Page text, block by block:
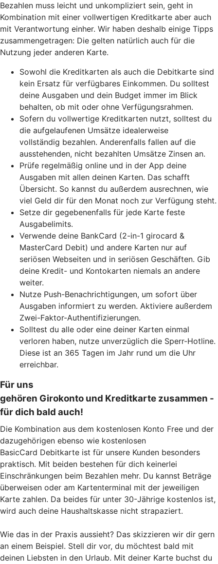
Bezahlen muss leicht und unkompliziert sein, geht in
Kombination mit einer vollwertigen Kreditkarte aber auch
mit Verantwortung einher. Wir haben deshalb einige Tipps
zusammengetragen: Die gelten natürlich auch für die
Nutzung jeder anderen Karte.
Sowohl die Kreditkarten als auch die Debitkarte sind
kein Ersatz für verfügbares Einkommen. Du solltest
deine Ausgaben und dein Budget immer im Blick
behalten, ob mit oder ohne Verfügungsrahmen.
Sofern du vollwertige Kreditkarten nutzt, solltest du
die aufgelaufenen Umsätze idealerweise
vollständig bezahlen. Anderenfalls fallen auf die
ausstehenden, nicht bezahlten Umsätze Zinsen an.
Prüfe regelmäßig online und in der App deine
Ausgaben mit allen deinen Karten. Das schafft
Übersicht. So kannst du außerdem ausrechnen, wie
viel Geld dir für den Monat noch zur Verfügung steht.
Setze dir gegebenenfalls für jede Karte feste
Ausgabelimits.
Verwende deine BankCard (2-in-1 girocard &
MasterCard Debit) und andere Karten nur auf
seriösen Webseiten und in seriösen Geschäften. Gib
deine Kredit- und Kontokarten niemals an andere
weiter.
Nutze Push-Benachrichtigungen, um sofort über
Ausgaben informiert zu werden. Aktiviere außerdem
Zwei-Faktor-Authentifizierungen.
Solltest du alle oder eine deiner Karten einmal
verloren haben, nutze unverzüglich die Sperr-Hotline.
Diese ist an 365 Tagen im Jahr rund um die Uhr
erreichbar.
Für uns
gehören Girokonto und Kreditkarte zusammen -
für dich bald auch!
Die Kombination aus dem kostenlosen Konto Free und der
dazugehörigen ebenso wie kostenlosen
BasicCard Debitkarte ist für unsere Kunden besonders
praktisch. Mit beiden bestehen für dich keinerlei
Einschränkungen beim Bezahlen mehr. Du kannst Beträge
überweisen oder am Kartenterminal mit der jeweiligen
Karte zahlen. Da beides für unter 30-Jährige kostenlos ist,
wird auch deine Haushaltskasse nicht strapaziert.
Wie das in der Praxis aussieht? Das skizzieren wir dir gern
an einem Beispiel. Stell dir vor, du möchtest bald mit
deinen Liebsten in den Urlaub. Mit deiner Karte buchst du